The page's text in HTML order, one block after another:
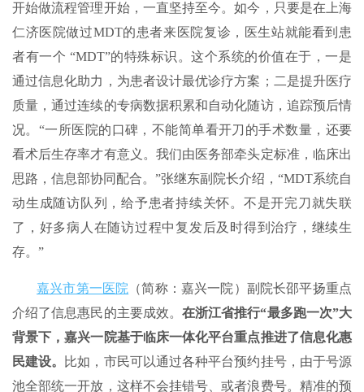
开始做流程管理开始，一直坚持至今。如今，只要是在上海
仁济医院做过MDT的患者来医院复诊，医生站就能看到患
者有一个 “MDT”的特殊标识。这个系统的价值在于，一是
通过信息化助力，为患者设计最优诊疗方案；二是提升医疗
质量，通过连续的专病数据积累和自动化随访，追踪预后情
况。“一所医院的口碑，不能简单看开刀的手术数量，还要
看术后生存率才有意义。我们由医务部牵头定标准，临床出
思路，信息部协同配合。”张继东副院长介绍，“MDT系统自
动生成随访队列，给予患者持续关怀。不是开完刀就失联
了，好多病人在随访过程中复发后及时得到治疗，继续生
存。”
嘉兴市第一医院 （简称：嘉兴一院）副院长邵平扬重点
介绍了信息惠民的主要成效。 在浙江省推行“最多跑一次”大
背景下，嘉兴一院基于临床一体化平台重点推进了信息化惠
民建设。 比如，市民可以通过各种平台预约挂号，由于号源
池全部统一开放，这样不会挂错号、或者浪费号。精准的预